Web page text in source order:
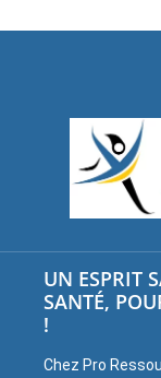
UN ESPRIT
SANTÉ,
!
Chez Pro